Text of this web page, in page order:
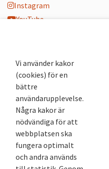
Instagram
YouTube
Nyhetsbrev
Andra webbplatser
Arkivsök
Fornsök
Fornreg
Bebyggelseregistret
Runor
Vi använder kakor
(cookies) för en
bättre
användarupplevelse.
Några kakor är
nödvändiga för att
webbplatsen ska
fungera optimalt
och andra används